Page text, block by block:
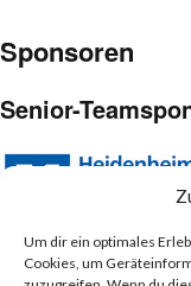
Um dir ein optimales
Cookies, um
Sponsoren
Senior-